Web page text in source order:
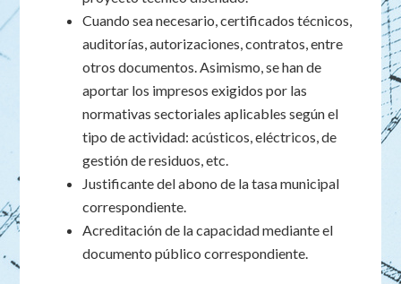
Cuando sea necesario, certificados técnicos,
auditorías, autorizaciones, contratos, entre
otros documentos. Asimismo, se han de
aportar los impresos exigidos por las
normativas sectoriales aplicables según el
tipo de actividad: acústicos, eléctricos, de
gestión de residuos, etc.
Justificante del abono de la tasa municipal
correspondiente.
Acreditación de la capacidad mediante el
documento público correspondiente.